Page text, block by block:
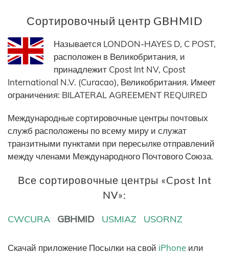
Сортировочный центр GBHMID
Называется LONDON-HAYES D, C POST,
расположен в Великобритания, и
принадлежит Cpost Int NV, Cpost
International N.V. (Curacao), Великобритания. Имеет
ограничения: BILATERAL AGREEMENT REQUIRED
Международные сортировочные центры почтовых
служб расположены по всему миру и служат
транзитными пунктами при пересылке отправлений
между членами Международного Почтового Союза.
Все сортировочные центры «Cpost Int
NV»:
CWCURA GBHMID USMIAZ USORNZ
Скачай приложение Посылки на свой iPhone или